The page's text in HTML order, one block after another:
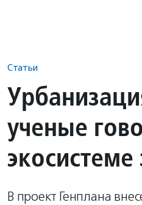
Статьи
ученые
В проект Генплана